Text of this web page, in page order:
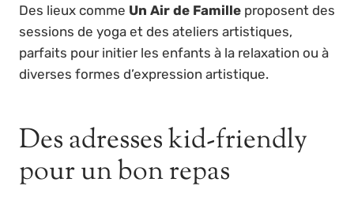
Des lieux comme Un Air de Famille proposent des
sessions de yoga et des ateliers artistiques,
parfaits pour initier les enfants à la relaxation ou à
diverses formes d’expression artistique.
Des adresses kid-friendly
pour un bon repas